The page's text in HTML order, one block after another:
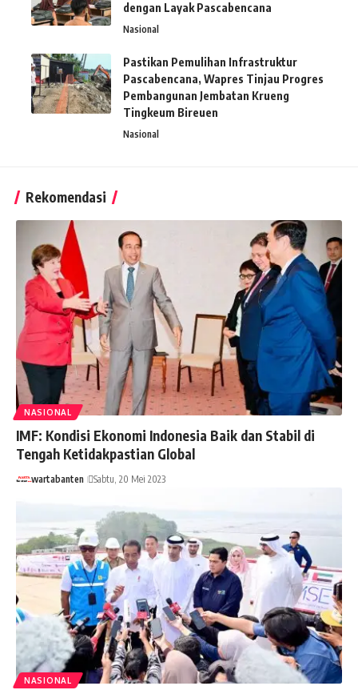
dengan Layak Pascabencana
Nasional
Pastikan Pemulihan Infrastruktur
Pascabencana, Wapres Tinjau Progres
Pembangunan Jembatan Krueng
Tingkeum Bireuen
Nasional
Rekomendasi
NASIONAL
IMF: Kondisi Ekonomi Indonesia Baik dan Stabil di
Tengah Ketidakpastian Global
wartabanten Sabtu, 20 Mei 2023
NASIONAL